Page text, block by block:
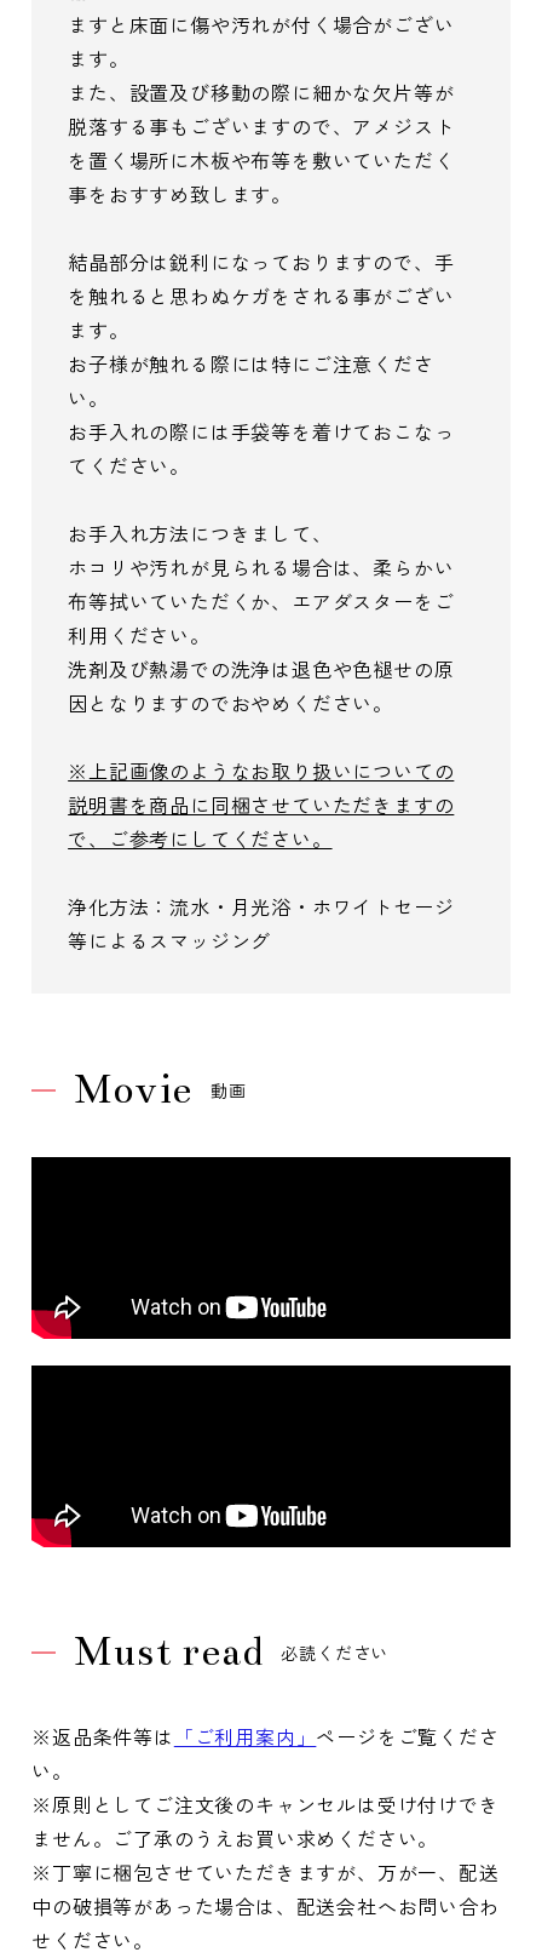
ますと床面に傷や汚れが付く場合がござい
ます。
また、設置及び移動の際に細かな欠片等が
脱落する事もございますので、アメジスト
を置く場所に木板や布等を敷いていただく
事をおすすめ致します。
結晶部分は鋭利になっておりますので、手
を触れると思わぬケガをされる事がござい
ます。
お子様が触れる際には特にご注意くださ
い。
お手入れの際には手袋等を着けておこなっ
てください。
お手入れ方法につきまして、
ホコリや汚れが見られる場合は、柔らかい
布等拭いていただくか、エアダスターをご
利用ください。
洗剤及び熱湯での洗浄は退色や色褪せの原
因となりますのでおやめください。
※上記画像のようなお取り扱いについての
説明書を商品に同梱させていただきますの
で、ご参考にしてください。
浄化方法：流水・月光浴・ホワイトセージ
等によるスマッジング
Movie 動画
Must read 必読ください
※返品条件等は 「ご利用案内」 ページをご覧くださ
い。
※原則としてご注文後のキャンセルは受け付けでき
ません。ご了承のうえお買い求めください。
※丁寧に梱包させていただきますが、万が一、配送
中の破損等があった場合は、配送会社へお問い合わ
せください。